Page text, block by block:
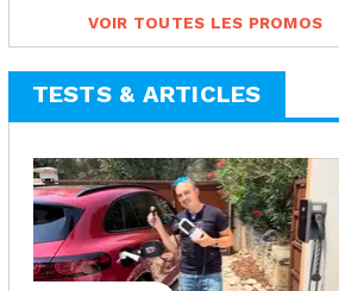
VOIR TOUTES LES PROMOS
TESTS & ARTICLES